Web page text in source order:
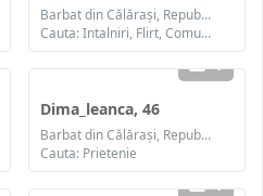
Barbat din Călăraşi, Republica Moldova
Cauta: Intalniri, Flirt, Comunicare / chat, Prietenie, Casatorie
1
Dima_leanca, 46
Barbat din Călăraşi, Republica Moldova
Cauta: Prietenie
1